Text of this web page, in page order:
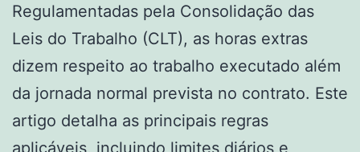
Regulamentadas pela Consolidação das
Leis do Trabalho (CLT), as horas extras
dizem respeito ao trabalho executado além
da jornada normal prevista no contrato. Este
artigo detalha as principais regras
aplicáveis, incluindo limites diários e